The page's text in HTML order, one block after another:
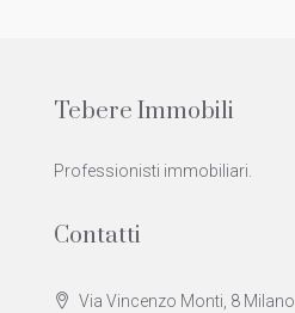
Tebere Immobili
Professionisti immobiliari.
Contatti
Via Vincenzo Monti, 8 Milano